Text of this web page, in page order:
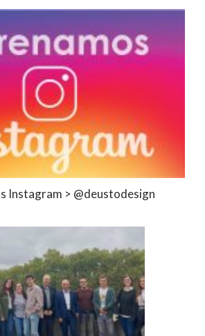
Instagram > @deustodesign